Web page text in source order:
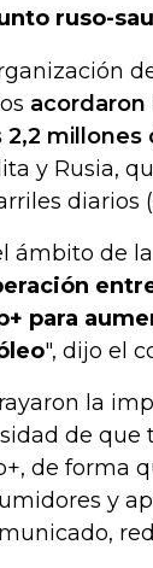
ruso-
acordaron
2,2 millones
y Rusia,
diarios
ámbito de
para
", dijo el
la
de que
de forma
y